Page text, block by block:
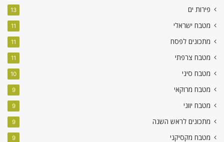
פירות ים 13
מטבח ישראלי 11
מתכונים לפסח 11
מטבח צרפתי 11
מטבח סיני 10
מטבח מרוקאי 9
מטבח יווני 9
מתכונים לראש השנה 9
מטבח מקסיקני 9